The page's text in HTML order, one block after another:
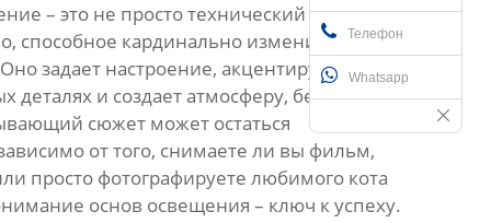
Телефон
Whatsapp
– это не просто технический вопрос, а
способное кардинально изменить
задает настроение, акцентирует
и создает атмосферу, без которой
сюжет может остаться
от того, снимаете ли вы фильм,
просто фотографируете любимого кота
основ освещения – ключ к успеху.